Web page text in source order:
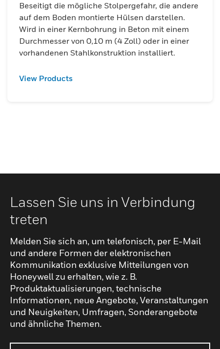
Beseitigt die mögliche Stolpergefahr, die andere
auf dem Boden montierte Hülsen darstellen.
Wird in einer Kernbohrung in Beton mit einem
Durchmesser von 0,10 m (4 Zoll) oder in einer
vorhandenen Stahlkonstruktion installiert.
View Products
Lassen Sie uns in Verbindung
treten
Melden Sie sich an, um telefonisch, per E-Mail
und andere Formen der elektronischen
Kommunikation exklusive Mitteilungen von
Honeywell zu erhalten, wie z. B.
Produktaktualisierungen, technische
Informationen, neue Angebote, Veranstaltungen
und Neuigkeiten, Umfragen, Sonderangebote
und ähnliche Themen.